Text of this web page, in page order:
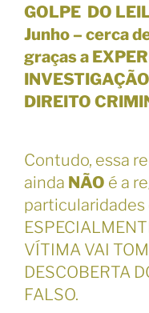
GOLPE DO
Junho – cerca
graças a
DIREITO
Contudo, essa
ainda NÃO é a
particularidades
VÍTIMA VAI
DESCOBERTA
FALSO.